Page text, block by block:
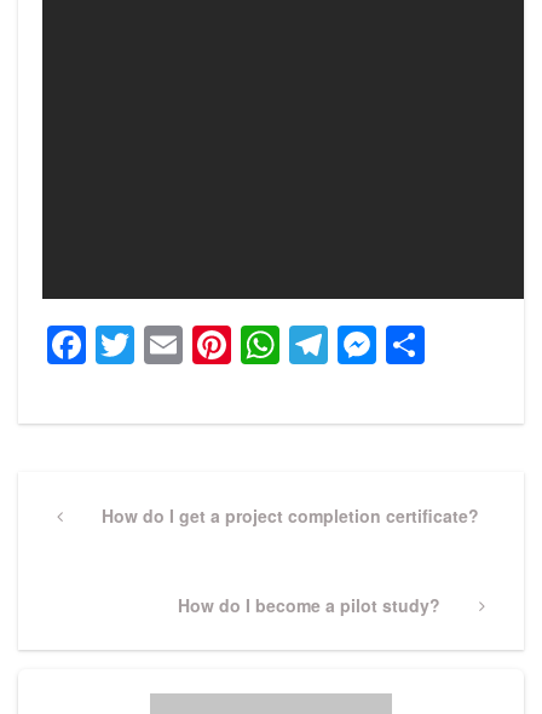
Facebook
Twitter
EmailPinterest
WhatsApp
Telegram
navigation
PreviousHow do I get a project completion certificate?
Next
How do I become a pilot study?